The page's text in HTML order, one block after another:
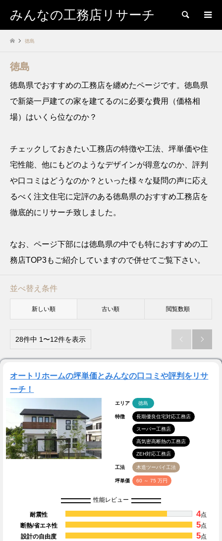
みんなの工務店リサーチ 検索
徳島
徳島
徳島県でおすすめの工務店を纏めたページです。徳島県
で新築一戸建ての家を建てるのに必要な費用（価格相
場）はいくら位なのか？
チェックしておきたい工務店の特徴や工法、坪単価や住
宅性能、他にもどのようなデザインが得意なのか、評判
や口コミはどうなのか？といった様々な疑問の声に応え
るべく注文住宅に定評のある徳島県のおすすめ工務店を
徹底的にリサーチ致しました。
なお、ページ下部には徳島県の中でも特におすすめの工
務店TOP3もご紹介していますので併せてご覧下さい。
並べ替え条件
新しい順 古い順 閲覧数順
28件中 1〜12件を表示  
オートリホームの坪単価とみんなの口コミや評判をリサ
ーチ！
エリア 徳島
特徴 長期優良住宅対応工務店
スーパー工務店
高気密高断熱の工務店
ZEH対応工務店
工法 木造ツーバイ工法
坪単価 60 ～ 75 万円
性能レビュー
耐震性 4点
断熱/省エネ性
5点
設計の自由度
5点